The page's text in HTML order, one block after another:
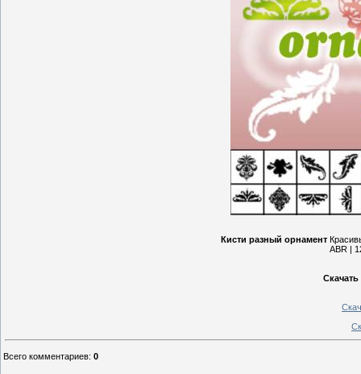
Кисти разный орнамент
ABR |
Всего комментариев: 0